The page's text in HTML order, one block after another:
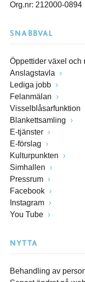
Org.nr: 212000-0894
SNABBVAL
Öppettider växel och
Anslagstavla
Lediga jobb
Felanmälan
Visselblåsarfunktion
Blankettsamling
E-tjänster
E-förslag
Kulturpunkten
Simhallen
Pressrum
Facebook
Instagram
You Tube
NYTTA
Behandling av